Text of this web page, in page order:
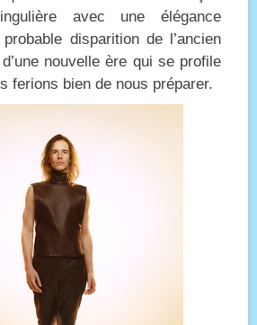
avec une élégance
disparition de l’ancien
nouvelle ère qui se profile
ferions bien de nous préparer.